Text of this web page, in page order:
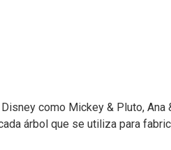
como Mickey & Pluto, Ana
árbol que se utiliza para